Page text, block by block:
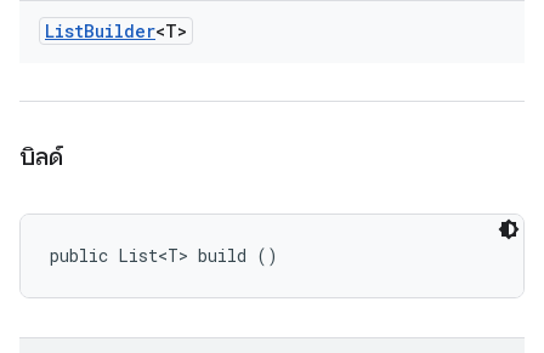
ListBuilder<T>
บิลด์
public List<T> build ()